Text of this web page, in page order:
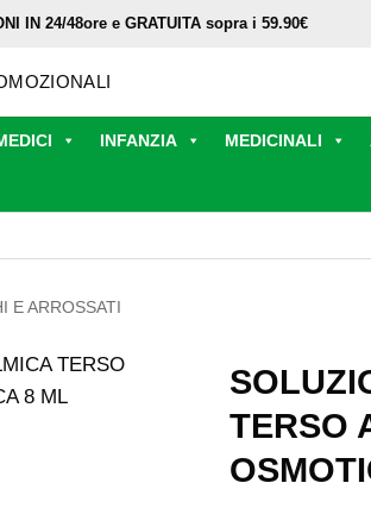
IN 24/48ore e GRATUITA sopra i 59.90€
INFANZIA MEDICINALI
E ARROSSATI
TERSO